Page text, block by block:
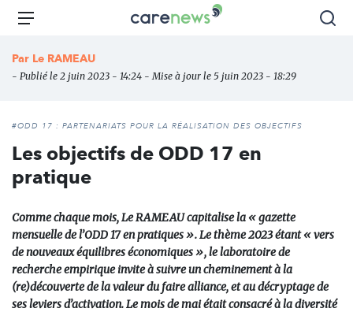
Aller
principal
Carenews,
des
l'engagement
Menu
Par Le RAMEAU
- Publié le 2 juin 2023 - 14:24 - Mise à jour le 5 juin 2023 - 18:29
#ODD 17 : PARTENARIATS POUR LA RÉALISATION DES OBJECTIFS
Les objectifs de ODD 17 en
pratique
Comme chaque mois, Le RAMEAU capitalise la « gazette
mensuelle de l’ODD 17 en pratiques ». Le thème 2023 étant « vers
de nouveaux équilibres économiques », le laboratoire de
recherche empirique invite à suivre un cheminement à la
(re)découverte de la valeur du faire alliance, et au décryptage de
ses leviers d’activation. Le mois de mai était consacré à la diversité